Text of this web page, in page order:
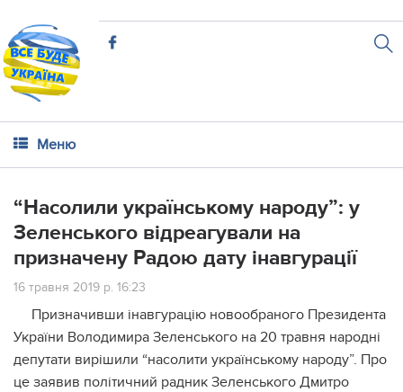
Меню
“Насолили українському народу”: у
Зеленського відреагували на
призначену Радою дату інавгурації
16 травня 2019 р. 16:23
Призначивши інавгурацію новообраного Президента
України Володимира Зеленського на 20 травня народні
депутати вирішили “насолити українському народу”. Про
це заявив політичний радник Зеленського Дмитро